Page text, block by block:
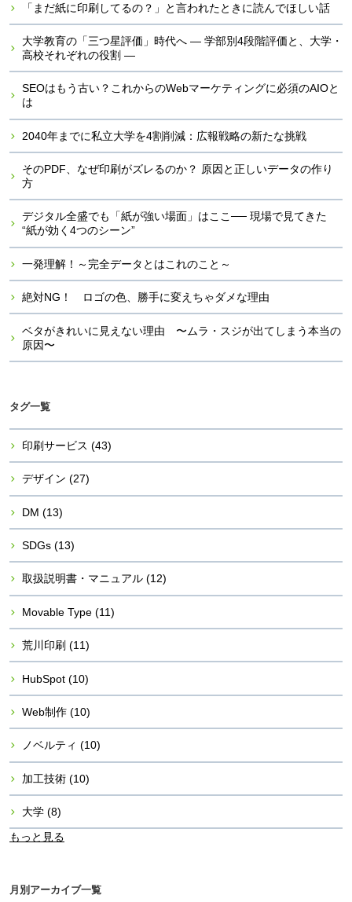
「まだ紙に印刷してるの？」と言われたときに読んでほしい話
大学教育の「三つ星評価」時代へ ― 学部別4段階評価と、大学・
高校それぞれの役割 ―
SEOはもう古い？これからのWebマーケティングに必須のAIOと
は
2040年までに私立大学を4割削減：広報戦略の新たな挑戦
そのPDF、なぜ印刷がズレるのか？ 原因と正しいデータの作り
方
デジタル全盛でも「紙が強い場面」はここ── 現場で見てきた
“紙が効く4つのシーン”
一発理解！～完全データとはこれのこと～
絶対NG！ ロゴの色、勝手に変えちゃダメな理由
ベタがきれいに見えない理由 〜ムラ・スジが出てしまう本当の
原因〜
タグ一覧
印刷サービス (43)
デザイン (27)
DM (13)
SDGs (13)
取扱説明書・マニュアル (12)
Movable Type (11)
荒川印刷 (11)
HubSpot (10)
Web制作 (10)
ノベルティ (10)
加工技術 (10)
大学 (8)
もっと見る
月別アーカイブ一覧